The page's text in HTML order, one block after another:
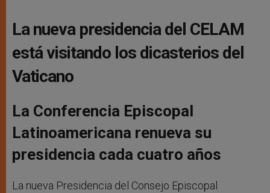
La nueva presidencia del CELAM
está visitando los dicasterios del
Vaticano
La Conferencia Episcopal
Latinoamericana renueva su
presidencia cada cuatro años
La nueva Presidencia del Consejo Episcopal